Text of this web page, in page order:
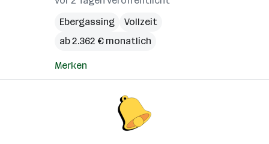
Ebergassing
Vollzeit
ab 2.362 € monatlich
Merken